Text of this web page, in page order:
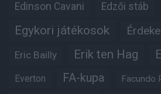
Edinson Cavani Edzői stáb
Egykori játékosok
Eric Bailly Erik ten Hag
Everton FA-kupa Facundo